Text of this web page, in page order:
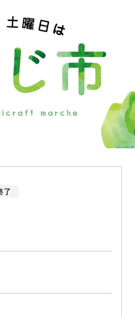
了